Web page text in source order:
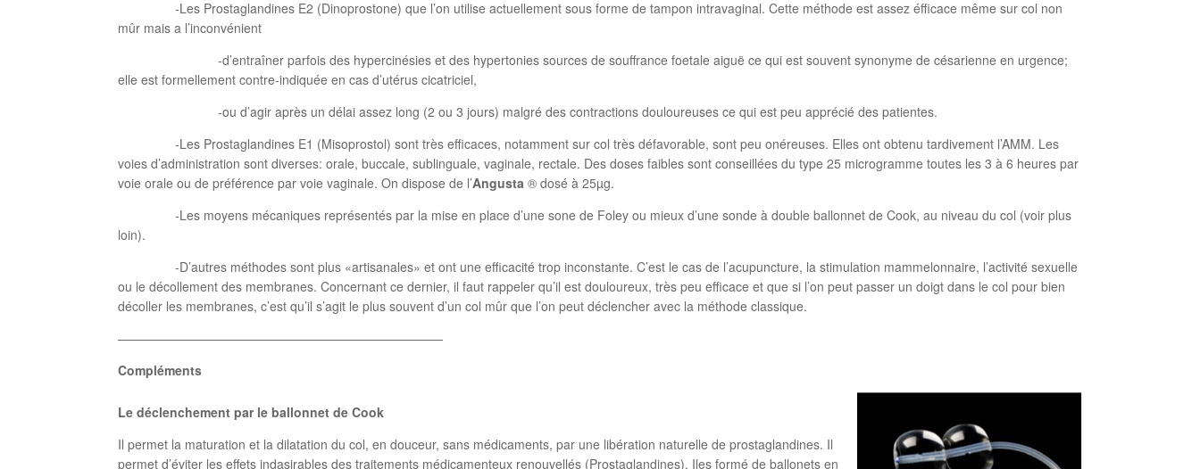
-Les Prostaglandines E2 (Dinoprostone) que l’on utilise actuellement sous forme de tampon intravaginal. Cette méthode est assez éfficace même sur col non
mûr mais a l’inconvénient
-d’entraîner parfois des hypercinésies et des hypertonies sources de souffrance foetale aiguë ce qui est souvent synonyme de césarienne en urgence;
elle est formellement contre-indiquée en cas d’utérus cicatriciel,
-ou d’agir après un délai assez long (2 ou 3 jours) malgré des contractions douloureuses ce qui est peu apprécié des patientes.
-Les Prostaglandines E1 (Misoprostol) sont très efficaces, notamment sur col très défavorable, sont peu onéreuses. Elles ont obtenu tardivement l’AMM. Les
voies d’administration sont diverses: orale, buccale, sublinguale, vaginale, rectale. Des doses faibles sont conseillées du type 25 microgramme toutes les 3 à 6 heures par
voie orale ou de préférence par voie vaginale. On dispose de l’Angusta ® dosé à 25µg.
-Les moyens mécaniques représentés par la mise en place d’une sone de Foley ou mieux d’une sonde à double ballonnet de Cook, au niveau du col (voir plus
loin).
-D’autres méthodes sont plus «artisanales» et ont une efficacité trop inconstante. C’est le cas de l’acupuncture, la stimulation mammelonnaire, l’activité sexuelle
ou le décollement des membranes. Concernant ce dernier, il faut rappeler qu’il est douloureux, très peu efficace et que si l’on peut passer un doigt dans le col pour bien
décoller les membranes, c’est qu’il s’agit le plus souvent d’un col mûr que l’on peut déclencher avec la méthode classique.
——————————————————————————
Compléments
Le déclenchement par le ballonnet de Cook
Il permet la maturation et la dilatation du col, en douceur, sans médicaments, par une libération naturelle de prostaglandines. Il
permet d’éviter les effets indasirables des traitements médicamenteux renouvellés (Prostaglandines). Iles formé de ballonets en